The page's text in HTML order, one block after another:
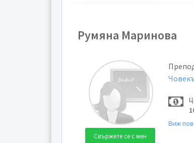
Румяна Маринова
Свържете се с мен
Виж